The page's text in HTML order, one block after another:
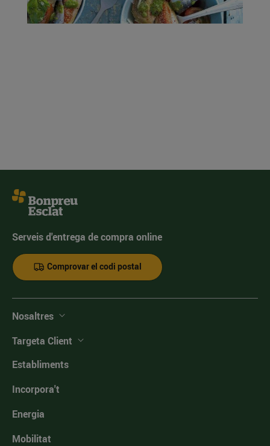
Serveis d'entrega de compra online
Comprovar el codi postal
Nosaltres
Targeta Client
Establiments
Incorpora't
Energia
Mobilitat